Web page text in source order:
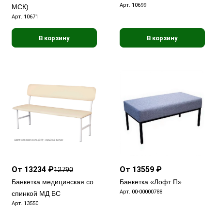
МСК)
Арт. 10671
В корзину
Арт. 10699
В корзину
От 13234 ₽12790
Банкетка медицинская со
спинкой МД БС
Арт. 13550
От 13559 ₽
Банкетка «Лофт П»
Арт. 00-00000788